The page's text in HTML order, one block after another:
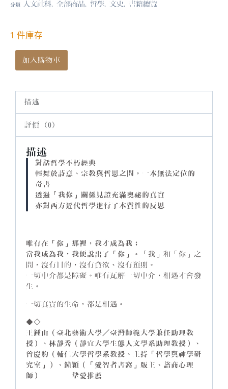
分類 人文社科, 全部商品, 哲學, 文史, 書籍總覽
1 件庫存
加入購物車
描述
評價 (0)
描述
對話哲學不朽經典
輕舞於詩意、宗教與哲思之間，一本無法定位的
奇書
透過「我你」關係見證充滿奧祕的真實
亦對西方近代哲學進行了本質性的反思
唯有在「你」那裡，我才成為我；
當我成為我，我便說出了「你」。
「我」和「你」之
間，沒有目的，沒有貪欲、沒有預期。
一切中介都是障礙。唯有瓦解一切中介，相遇才會發
生。
一切真實的生命，都是相遇。
◆◇
王鍾山（臺北藝術大學／臺灣師範大學兼任助理教
授）、林靜秀（靜宜大學生態人文學系助理教授）、
曾慶豹（輔仁大學哲學系教授、主持「哲學與神學研
究室」）、鐘穎（「愛智者書窩」版主、諮商心理
師）────摯愛推薦